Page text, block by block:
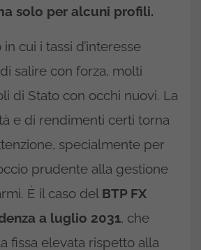
solo per alcuni profili.
cui i tassi d’interesse
salire con forza, molti
di Stato con occhi nuovi. La
e di rendimenti certi torna
specialmente per
prudente alla gestione
È il caso del BTP FX
a luglio 2031, che
fissa elevata rispetto alla